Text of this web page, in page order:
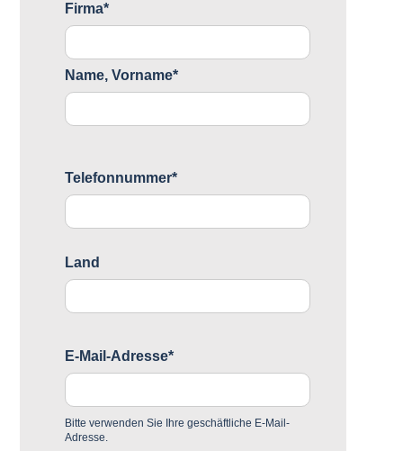
Firma*
Name, Vorname*
Telefonnummer*
Land
E-Mail-Adresse*
Bitte verwenden Sie Ihre geschäftliche E-Mail-
Adresse.